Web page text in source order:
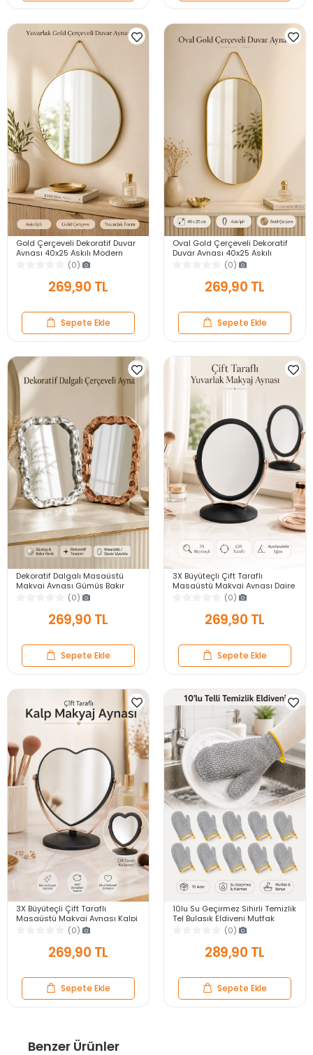
Gold Çerçeveli Dekoratif Duvar
Aynası 40x25 Askılı Modern
Salon Antre Banyo Yatak Odası
(0)
269,90 TL
Sepete Ekle
Oval Gold Çerçeveli Dekoratif
Duvar Aynası 40x25 Askılı
Modern Salon Antre Banyo
Yatak Odası Aynası
(0)
269,90 TL
Sepete Ekle
Dekoratif Dalgalı Masaüstü
Makyaj Aynası Gümüş Bakır
Çerçeveli Modern Yakın Duvar
(0)
269,90 TL
Sepete Ekle
3X Büyüteçli Çift Taraflı
Masaüstü Makyaj Aynası Daire
Siyah Rose Gold Standlı
Dekoratif Yakın Ayna
(0)
269,90 TL
Sepete Ekle
3X Büyüteçli Çift Taraflı
Masaüstü Makyaj Aynası Kalpi
Siyah Rose Gold Standlı
Dekoratif Yakın Ayna
(0)
269,90 TL
Sepete Ekle
10lu Su Geçirmez Sihirli Temizlik
Tel Bulaşık Eldiveni Mutfak
Banyo Bulaşık Tencere Tava Kir
(0)
289,90 TL
Sepete Ekle
Benzer Ürünler